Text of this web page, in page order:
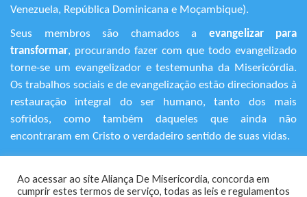
Venezuela, República Dominicana e Moçambique).
Seus membros são chamados a evangelizar para
transformar, procurando fazer com que todo evangelizado
torne-se um evangelizador e testemunha da Misericórdia.
Os trabalhos sociais e de evangelização estão direcionados à
restauração integral do ser humano, tanto dos mais
sofridos, como também daqueles que ainda não
encontraram em Cristo o verdadeiro sentido de suas vidas.
Rua Avanhandava, 616 – Bela Vista
Ao acessar ao site Aliança De Misericordia, concorda em
cumprir estes termos de serviço, todas as leis e regulamentos